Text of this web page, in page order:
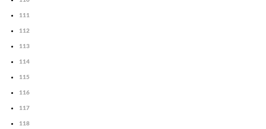
111
112
113
114
115
116
117
118